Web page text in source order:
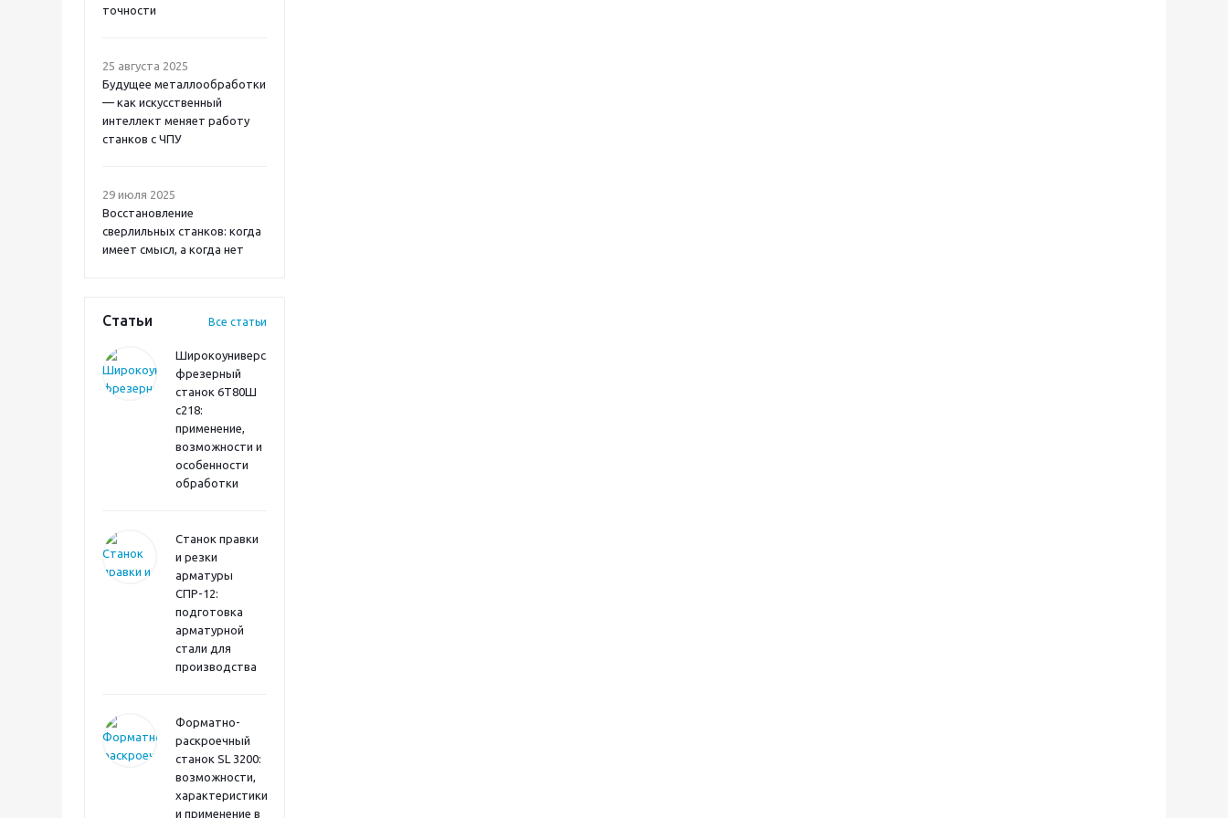
точности
25 августа 2025
Будущее металлообработки
— как искусственный
интеллект меняет работу
станков с ЧПУ
29 июля 2025
Восстановление
сверлильных станков: когда
имеет смысл, а когда нет
Статьи Все статьи
Широкоуниверсальный
фрезерный
станок 6Т80Ш
с218:
применение,
возможности и
особенности
обработки
Станок правки
и резки
арматуры
СПР-12:
подготовка
арматурной
стали для
производства
Форматно-
раскроечный
станок SL 3200:
возможности,
характеристики
и применение в